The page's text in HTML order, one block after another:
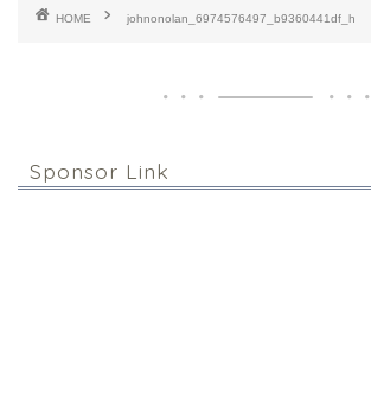
HOME johnonolan_6974576497_b9360441df_h
Sponsor Link